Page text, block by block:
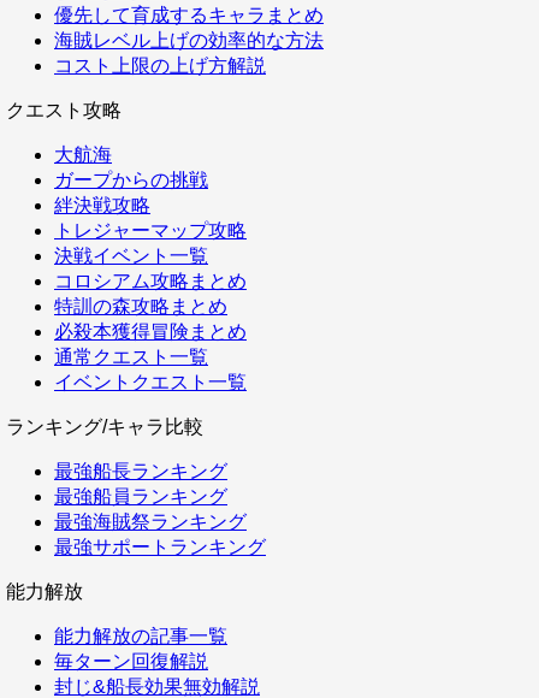
優先して育成するキャラまとめ
海賊レベル上げの効率的な方法
コスト上限の上げ方解説
クエスト攻略
大航海
ガープからの挑戦
絆決戦攻略
トレジャーマップ攻略
決戦イベント一覧
コロシアム攻略まとめ
特訓の森攻略まとめ
必殺本獲得冒険まとめ
通常クエスト一覧
イベントクエスト一覧
ランキング/キャラ比較
最強船長ランキング
最強船員ランキング
最強海賊祭ランキング
最強サポートランキング
能力解放
能力解放の記事一覧
毎ターン回復解説
封じ&船長効果無効解説